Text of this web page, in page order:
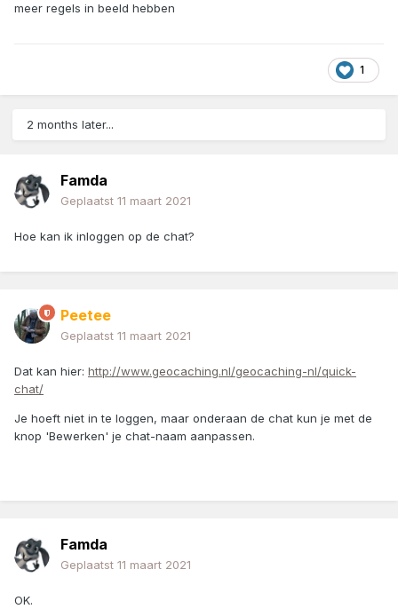
meer regels in beeld hebben
1
2 months later...
Famda
Geplaatst 11 maart 2021
Hoe kan ik inloggen op de chat?
Peetee
Geplaatst 11 maart 2021
Dat kan hier: http://www.geocaching.nl/geocaching-nl/quick-
chat/
Je hoeft niet in te loggen, maar onderaan de chat kun je met de
knop 'Bewerken' je chat-naam aanpassen.
Famda
Geplaatst 11 maart 2021
OK.